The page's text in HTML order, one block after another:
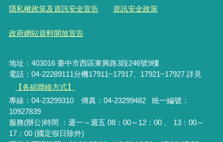
隱私權政策及資訊安全宣告 資訊安全政策
政府網站資料開放宣告
地址：403016 臺中市西區東興路3段246號9樓
電話：04-22289111分機17911~17917、17921~17927 詳見
【各組聯絡方式】
專線：04-23299310 傳真：04-23299482 統一編號：
10927839
服務(辦公)時間 ：週一～週五 08：00～12：00 、 13：00～
17：00 (國定假日除外)